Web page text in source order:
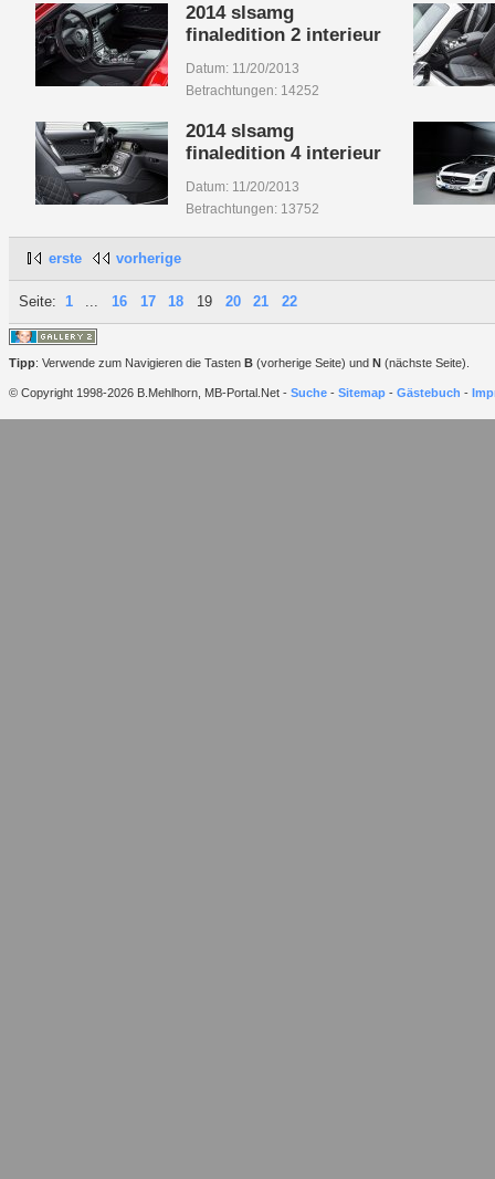
2014 slsamg
finaledition 2 interieur
Datum: 11/20/2013
Betrachtungen: 14252
2014 slsamg
finaledition 4 interieur
Datum: 11/20/2013
Betrachtungen: 13752
erste vorherige
Seite: 1 ... 16 17 18 19 20 21 22
Tipp: Verwende zum Navigieren die Tasten B (vorherige Seite) und N (nächste Seite).
© Copyright 1998-2026 B.Mehlhorn, MB-Portal.Net - Suche - Sitemap - Gästebuch -